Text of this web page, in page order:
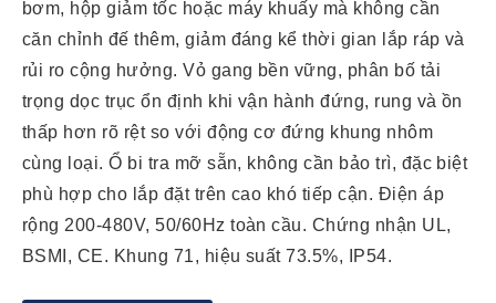
bơm, hộp giảm tốc hoặc máy khuấy mà không cần
căn chỉnh đế thêm, giảm đáng kể thời gian lắp ráp và
rủi ro cộng hưởng. Vỏ gang bền vững, phân bố tải
trọng dọc trục ổn định khi vận hành đứng, rung và ồn
thấp hơn rõ rệt so với động cơ đứng khung nhôm
cùng loại. Ổ bi tra mỡ sẵn, không cần bảo trì, đặc biệt
phù hợp cho lắp đặt trên cao khó tiếp cận. Điện áp
rộng 200-480V, 50/60Hz toàn cầu. Chứng nhận UL,
BSMI, CE. Khung 71, hiệu suất 73.5%, IP54.